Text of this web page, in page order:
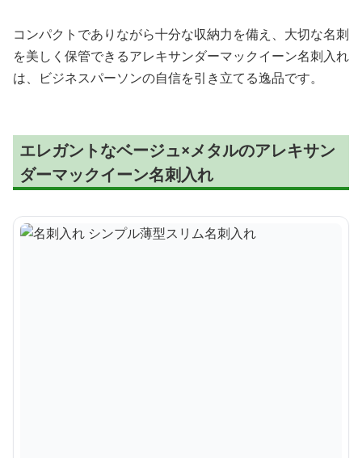
コンパクトでありながら十分な収納力を備え、大切な名刺
を美しく保管できるアレキサンダーマックイーン名刺入れ
は、ビジネスパーソンの自信を引き立てる逸品です。
エレガントなベージュ×メタルのアレキサン
ダーマックイーン名刺入れ